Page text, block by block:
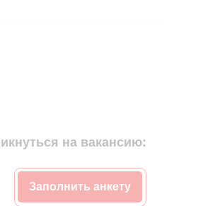
на вакансию:
Заполнить анкету